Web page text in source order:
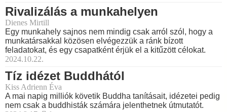
Rivalizálás a munkahelyen
Dienes Mirtill
Egy munkahely sajnos nem mindig csak arról szól, hogy a
munkatársakkal közösen elvégezzük a ránk bízott
feladatokat, és egy csapatként érjük el a kitűzött célokat.
2024.10.22.
Tíz idézet Buddhától
Kiss Adrienn Éva
A mai napig milliók követik Buddha tanításait, idézetei pedig
nem csak a buddhisták számára jelenthetnek útmutatót.